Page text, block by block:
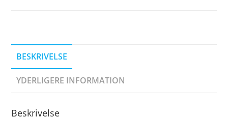
BESKRIVELSE
YDERLIGERE INFORMATION
Beskrivelse